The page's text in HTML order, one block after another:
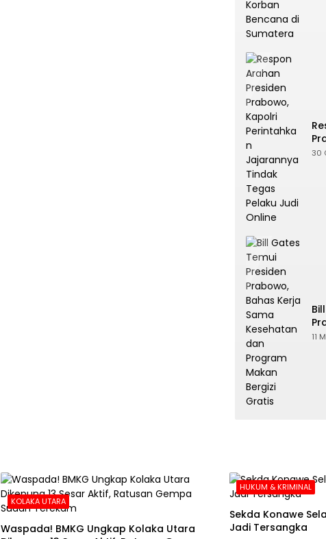
30
11
KOLAKA UTARA
Waspada! BMKG Ungkap Kolaka Utara
HUKUM & KRIMINAL
Sekda Konawe
Jadi Tersangka